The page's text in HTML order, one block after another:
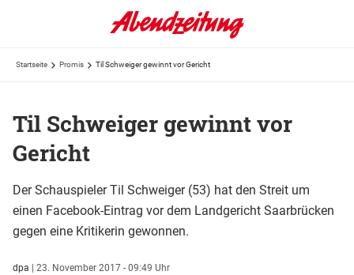
Startseite Promis Til Schweiger gewinnt vor Gericht
Til Schweiger gewinnt vor
Gericht
Der Schauspieler Til Schweiger (53) hat den Streit um
einen Facebook-Eintrag vor dem Landgericht Saarbrücken
gegen eine Kritikerin gewonnen.
dpa | 23. November 2017 - 09:49 Uhr